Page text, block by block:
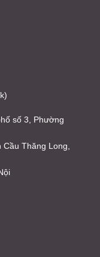
số 3, Phường
Cầu Thăng Long,